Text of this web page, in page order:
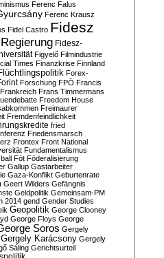
Ferenc Falus
Ferenc Krausz
Fidel Castro Fidesz
Fidesz-
Figyelő Filmindustrie
Times Finanzkrise Finnland
Forex-
Forschung FPÖ Francis
Frankreich Frans Timmermans
Freedom House
Freimaurer
Fremdenfeindlichkeit
fried
Friedensmarsch
Frontex Front National
Fundamentalismus
Fót Föderalisierung
Gallup Gastarbeiter
Gaza-Konflikt Geburtenrate
Geert Wilders Gefängnis
Geldpolitik Gemeinsam-PM
2014 gend Gender Studies
Geopolitik George Clooney
George Floys George
Soros Gergely
Gergely Karácsony Gergely
Sáling Gerichtsurteil